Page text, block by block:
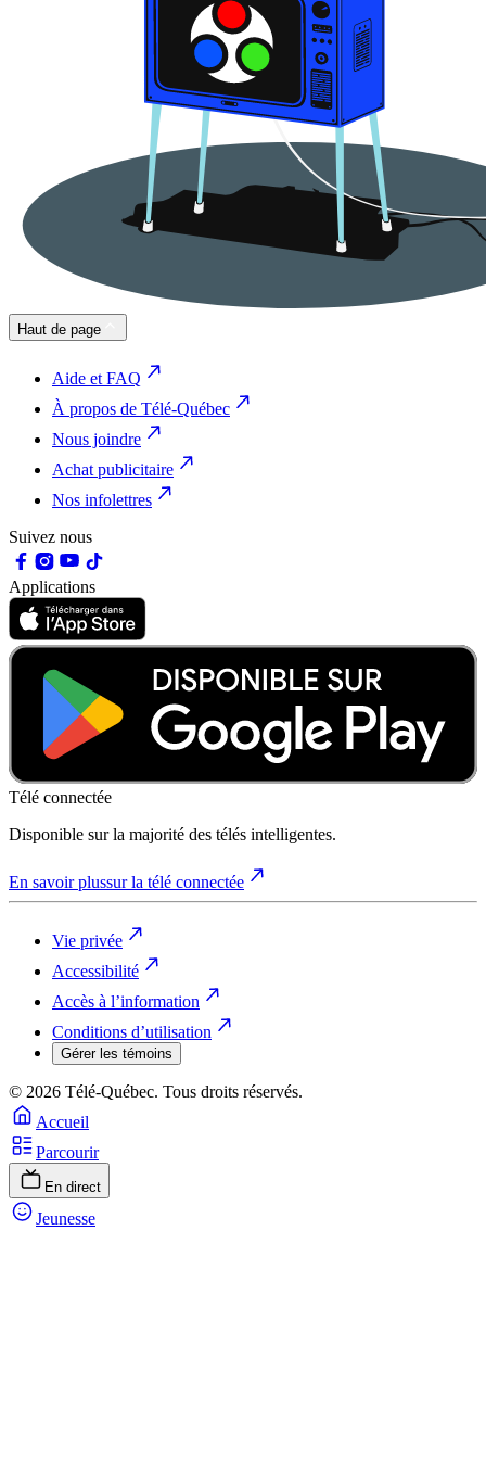
Haut de page
Aide et FAQ
À propos de Télé-Québec
Nous joindre
Achat publicitaire
Nos infolettres
Suivez nous
Applications
Télé connectée
Disponible sur la majorité des télés intelligentes.
En savoir plussur la télé connectée
Vie privée
Accessibilité
Accès à l’information
Conditions d’utilisation
Gérer les témoins
© 2026 Télé-Québec. Tous droits réservés.
Accueil
Parcourir
En direct
Jeunesse